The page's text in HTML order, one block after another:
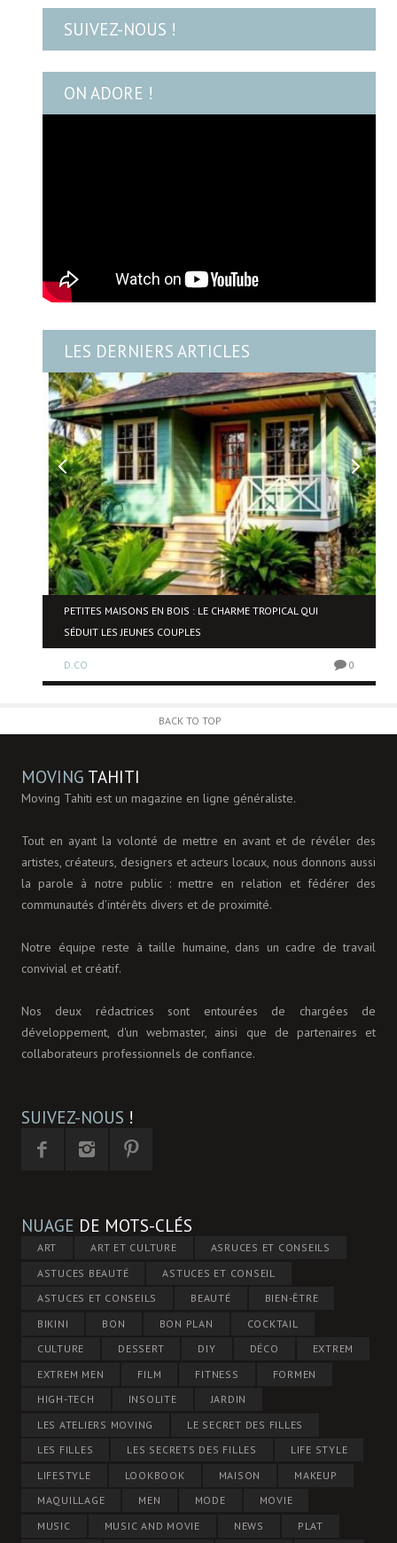
SUIVEZ-NOUS !
ON ADORE !
LES DERNIERS ARTICLES
PETITES MAISONS EN BOIS : LE CHARME TROPICAL QUI
SÉDUIT LES JEUNES COUPLES
D.CO 0
BACK TO TOP
MOVING TAHITI
Moving Tahiti est un magazine en ligne généraliste.
Tout en ayant la volonté de mettre en avant et de révéler des
artistes, créateurs, designers et acteurs locaux, nous donnons aussi
la parole à notre public : mettre en relation et fédérer des
communautés d’intérêts divers et de proximité.
Notre équipe reste à taille humaine, dans un cadre de travail
convivial et créatif.
Nos deux rédactrices sont entourées de chargées de
développement, d'un webmaster, ainsi que de partenaires et
collaborateurs professionnels de confiance.
SUIVEZ-NOUS !
NUAGE DE MOTS-CLÉS
ART ART ET CULTURE
ASRUCES ET CONSEILS
ASTUCES BEAUTÉ
ASTUCES ET CONSEIL
ASTUCES ET CONSEILS
BEAUTÉ
BIEN-ÊTRE
BIKINI
BON BON PLAN
COCKTAIL
CULTURE
DESSERT DIY DÉCO
EXTREM
EXTREM MEN
FILM FITNESS
FORMEN
HIGH-TECH
INSOLITE
JARDIN
LES ATELIERS MOVING
LE SECRET DES FILLES
LES FILLES
LES SECRETS DES FILLES
LIFE STYLE
LIFESTYLE
LOOKBOOK MAISON
MAKEUP
MAQUILLAGE
MEN MODE
MOVIE
MUSIC
MUSIC AND MOVIE NEWS PLAT